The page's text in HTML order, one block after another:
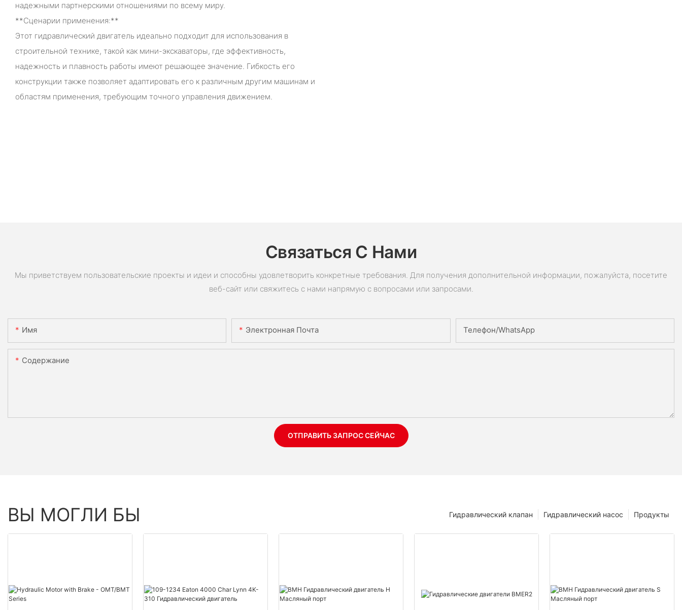
надежными партнерскими отношениями по всему миру.
**Сценарии применения:**
Этот гидравлический двигатель идеально подходит для использования в
строительной технике, такой как мини-экскаваторы, где эффективность,
надежность и плавность работы имеют решающее значение. Гибкость его
конструкции также позволяет адаптировать его к различным другим машинам и
областям применения, требующим точного управления движением.
Связаться С Нами
Мы приветствуем пользовательские проекты и идеи и способны удовлетворить конкретные требования. Для получения дополнительной информации, пожалуйста, посетите
веб-сайт или свяжитесь с нами напрямую с вопросами или запросами.
Имя Электронная Почта Телефон/WhatsApp
Содержание
ОТПРАВИТЬ ЗАПРОС СЕЙЧАС
ВЫ МОГЛИ БЫ Продукты
Гидравлический насос
Гидравлический клапан